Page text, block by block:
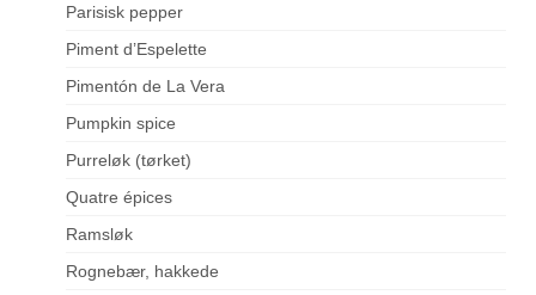
Parisisk pepper
Piment d’Espelette
Pimentón de La Vera
Pumpkin spice
Purreløk (tørket)
Quatre épices
Ramsløk
Rognebær, hakkede